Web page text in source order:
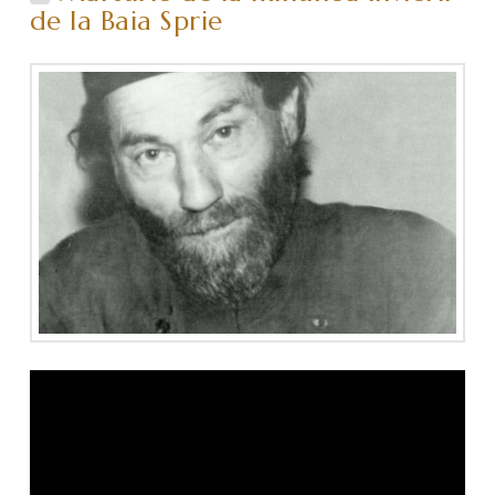
de la Baia Sprie